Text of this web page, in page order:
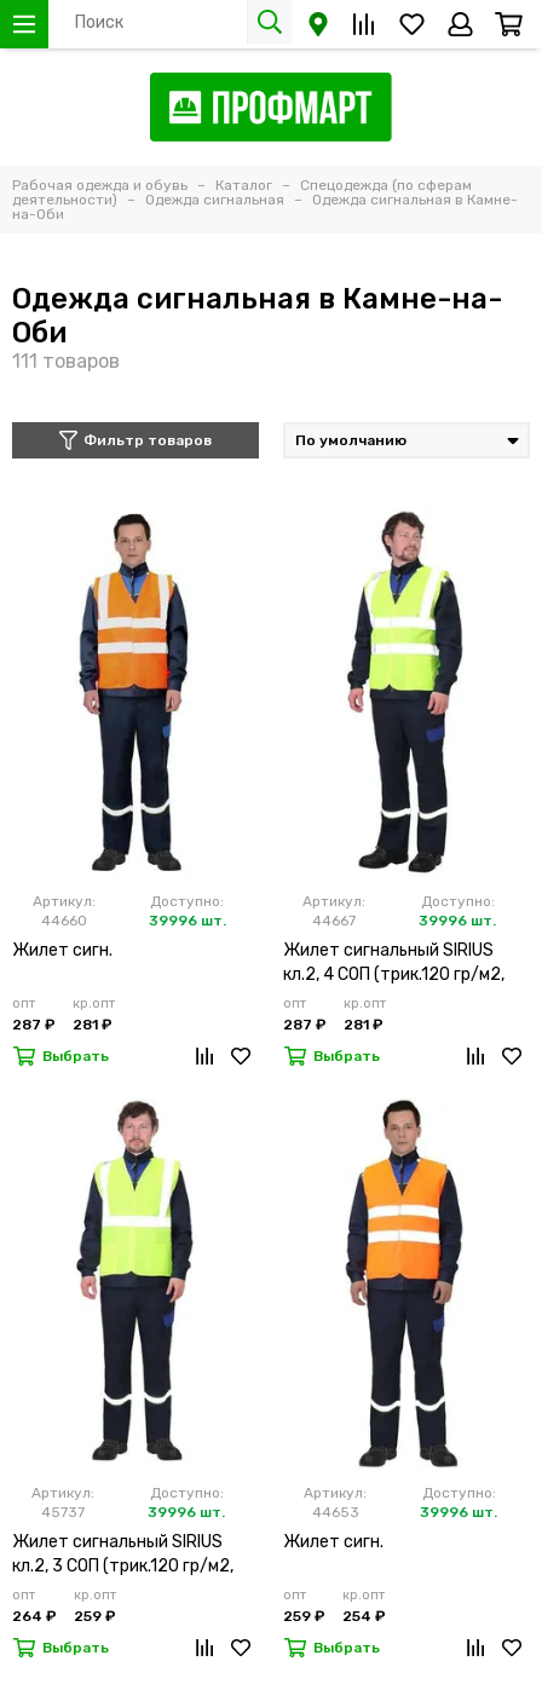
Рабочая одежда и обувь Каталог
Спецодежда (по сферам
деятельности)
Одежда сигнальная
Одежда сигнальная в Камне-
на-Оби
Одежда сигнальная в Камне-на-
Оби
Фильтр товаров
Артикул:
44660
Доступно:
39996 шт.
Жилет сигн.
опт
287 ₽
кр.опт
281 ₽
Выбрать
Артикул:
44667
Доступно:
39996 шт.
Жилет сигнальный SIRIUS
кл.2, 4 СОП (трик.120 гр/м2,
карманы) лимонный
опт
287 ₽
кр.опт
281 ₽
Выбрать
Артикул:
45737
Доступно:
39996 шт.
Жилет сигнальный SIRIUS
кл.2, 3 СОП (трик.120 гр/м2,
карманы) лимонный
опт
264 ₽
кр.опт
259 ₽
Выбрать
Артикул:
44653
Доступно:
39996 шт.
Жилет сигн.
опт
259 ₽
кр.опт
254 ₽
Выбрать